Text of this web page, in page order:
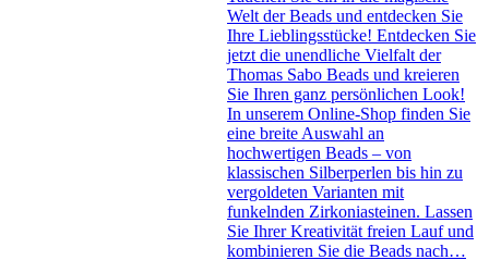
Welt der Beads und entdecken Sie
Ihre Lieblingsstücke! Entdecken Sie
jetzt die unendliche Vielfalt der
Thomas Sabo Beads und kreieren
Sie Ihren ganz persönlichen Look!
In unserem Online-Shop finden Sie
eine breite Auswahl an
hochwertigen Beads – von
klassischen Silberperlen bis hin zu
vergoldeten Varianten mit
funkelnden Zirkoniasteinen. Lassen
Sie Ihrer Kreativität freien Lauf und
kombinieren Sie die Beads nach…